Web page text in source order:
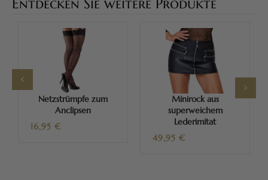
Entdecken Sie weitere Produkte
Netzstrümpfe zum
Anclipsen
16,95 €
Minirock aus
superweichem
Lederimitat
49,95 €